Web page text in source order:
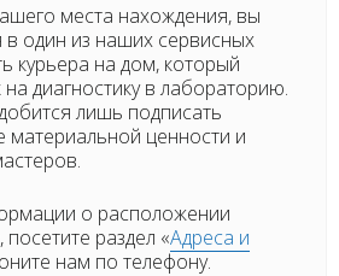
места нахождения, вы
один из наших сервисных
курьера на дом, который
диагностику в лабораторию.
лишь подписать
материальной ценности и
о расположении
раздел «Адреса и
нам по телефону.